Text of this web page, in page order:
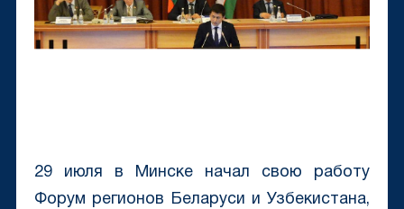
29 июля в Минске начал свою работу
Форум регионов Беларуси и Узбекистана,